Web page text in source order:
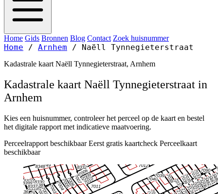
Home Gids Bronnen Blog Contact Zoek huisnummer
Home / Arnhem / Naëll Tynnegieterstraat
Kadastrale kaart Naëll Tynnegieterstraat, Arnhem
Kadastrale kaart Naëll Tynnegieterstraat in
Arnhem
Kies een huisnummer, controleer het perceel op de kaart en bestel
het digitale rapport met indicatieve maatvoering.
Perceelrapport beschikbaar Eerst gratis kaartcheck Perceelkaart
beschikbaar